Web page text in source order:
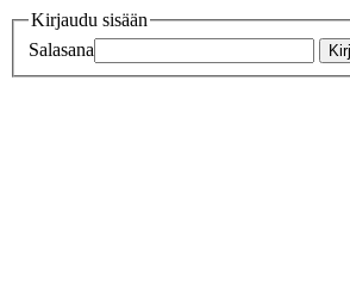
Kirjaudu sisään
Salasana